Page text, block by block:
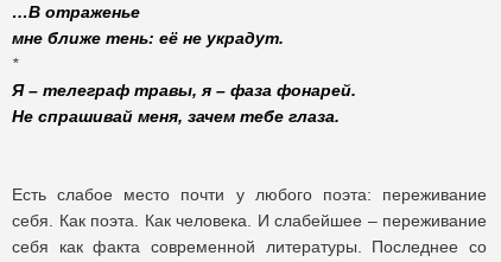
…В отраженье
мне ближе тень: её не украдут.
*
Я – телеграф травы, я – фаза фонарей.
Не спрашивай меня, зачем тебе глаза.
Есть слабое место почти у любого поэта: переживание
себя. Как поэта. Как человека. И слабейшее – переживание
себя как факта современной литературы. Последнее со